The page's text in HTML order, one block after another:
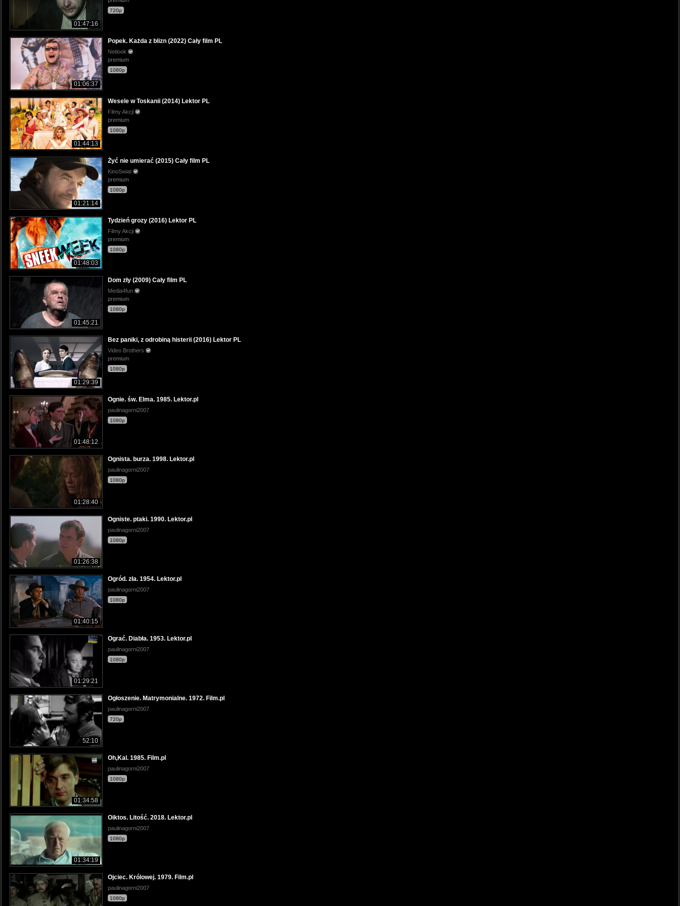
01:47:16
720p
01:06:37
Popek. Każda z blizn (2022) Cały film PL
Netlook
premium
1080p
01:44:13
Wesele w Toskanii (2014) Lektor PL
Filmy Akcji
premium
1080p
01:21:14
Żyć nie umierać (2015) Cały film PL
KinoSwiat
premium
1080p
01:48:03
Tydzień grozy (2016) Lektor PL
Filmy Akcji
premium
1080p
01:45:21
Dom zły (2009) Cały film PL
Media4fun
premium
1080p
01:29:39
Bez paniki, z odrobiną histerii (2016) Lektor PL
Video Brothers
premium
1080p
01:48:12
Ognie. św. Elma. 1985. Lektor.pl
paulinagorni2007
1080p
01:28:40
Ognista. burza. 1998. Lektor.pl
paulinagorni2007
1080p
01:26:38
Ogniste. ptaki. 1990. Lektor.pl
paulinagorni2007
1080p
01:40:15
Ogród. zła. 1954. Lektor.pl
paulinagorni2007
1080p
01:29:21
Ograć. Diabła. 1953. Lektor.pl
paulinagorni2007
1080p
52:10
Ogłoszenie. Matrymonialne. 1972. Film.pl
paulinagorni2007
720p
01:34:58
Oh,Kal. 1985. Film.pl
paulinagorni2007
1080p
01:34:19
Oiktos. Litość. 2018. Lektor.pl
paulinagorni2007
1080p
Ojciec. Królowej. 1979. Film.pl
paulinagorni2007
1080p